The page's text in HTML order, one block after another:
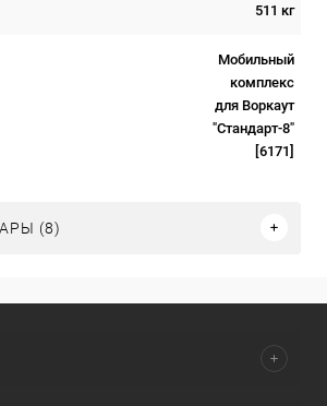
511 кг
Мобильный
комплекс
для Воркаут
"Стандарт-8"
[6171]
(8)